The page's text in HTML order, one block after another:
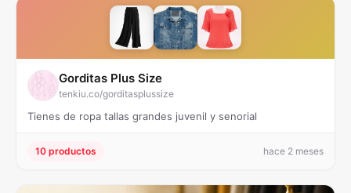
Gorditas Plus Size
tenkiu.co/gorditasplussize
Tienes de ropa tallas grandes juvenil y senorial
10 productos hace 2 meses